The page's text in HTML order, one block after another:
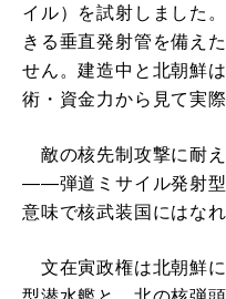
イル）を試射しました
きる垂直発射管を備え
せん。建造中と北朝鮮
術・資金力から見て実
敵の核先制攻撃に耐
――弾道ミサイル発射型
意味で核武装国にはなれ
文在寅政権は北朝鮮